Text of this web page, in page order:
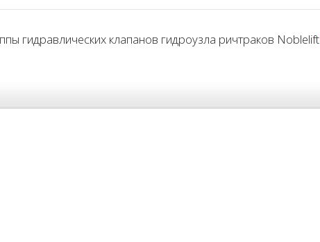
гидравлических клапанов гидроузла ричтраков Noblelift